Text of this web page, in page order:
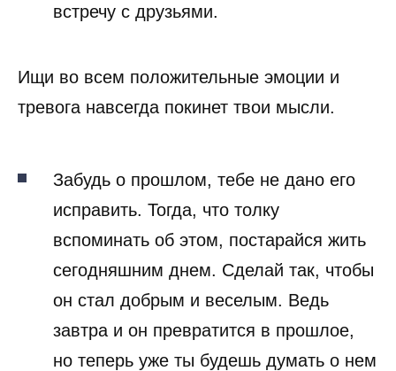
встречу с друзьями.
Ищи во всем положительные эмоции и
тревога навсегда покинет твои мысли.
Забудь о прошлом, тебе не дано его
исправить. Тогда, что толку
вспоминать об этом, постарайся жить
сегодняшним днем. Сделай так, чтобы
он стал добрым и веселым. Ведь
завтра и он превратится в прошлое,
но теперь уже ты будешь думать о нем